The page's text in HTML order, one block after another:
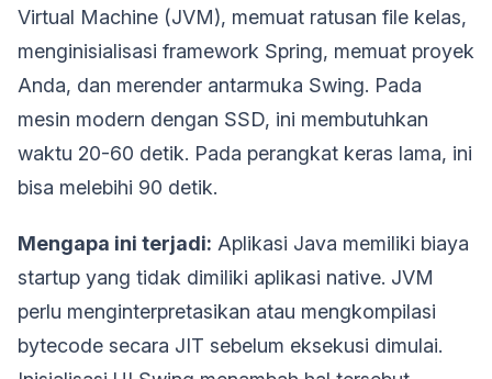
Virtual Machine (JVM), memuat ratusan file kelas,
menginisialisasi framework Spring, memuat proyek
Anda, dan merender antarmuka Swing. Pada
mesin modern dengan SSD, ini membutuhkan
waktu 20-60 detik. Pada perangkat keras lama, ini
bisa melebihi 90 detik.
Mengapa ini terjadi: Aplikasi Java memiliki biaya
startup yang tidak dimiliki aplikasi native. JVM
perlu menginterpretasikan atau mengkompilasi
bytecode secara JIT sebelum eksekusi dimulai.